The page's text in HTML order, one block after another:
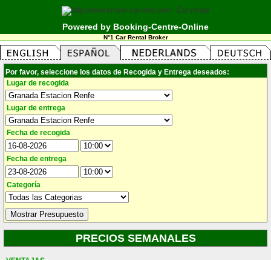
Powered by Booking-Centre-Online
N°1 Car Rental Broker
Por favor, seleccione los datos de Recogida y Entrega deseados:
Lugar de recogida
Lugar de entrega
Fecha de recogida
Fecha de entrega
Categoría
PRECIOS SEMANALES